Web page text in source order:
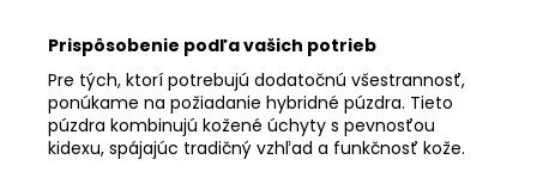
Prispôsobenie podľa vašich potrieb
Pre tých, ktorí potrebujú dodatočnú všestrannosť,
ponúkame na požiadanie hybridné púzdra. Tieto
púzdra kombinujú kožené úchyty s pevnosťou
kidexu, spájajúc tradičný vzhľad a funkčnosť kože.